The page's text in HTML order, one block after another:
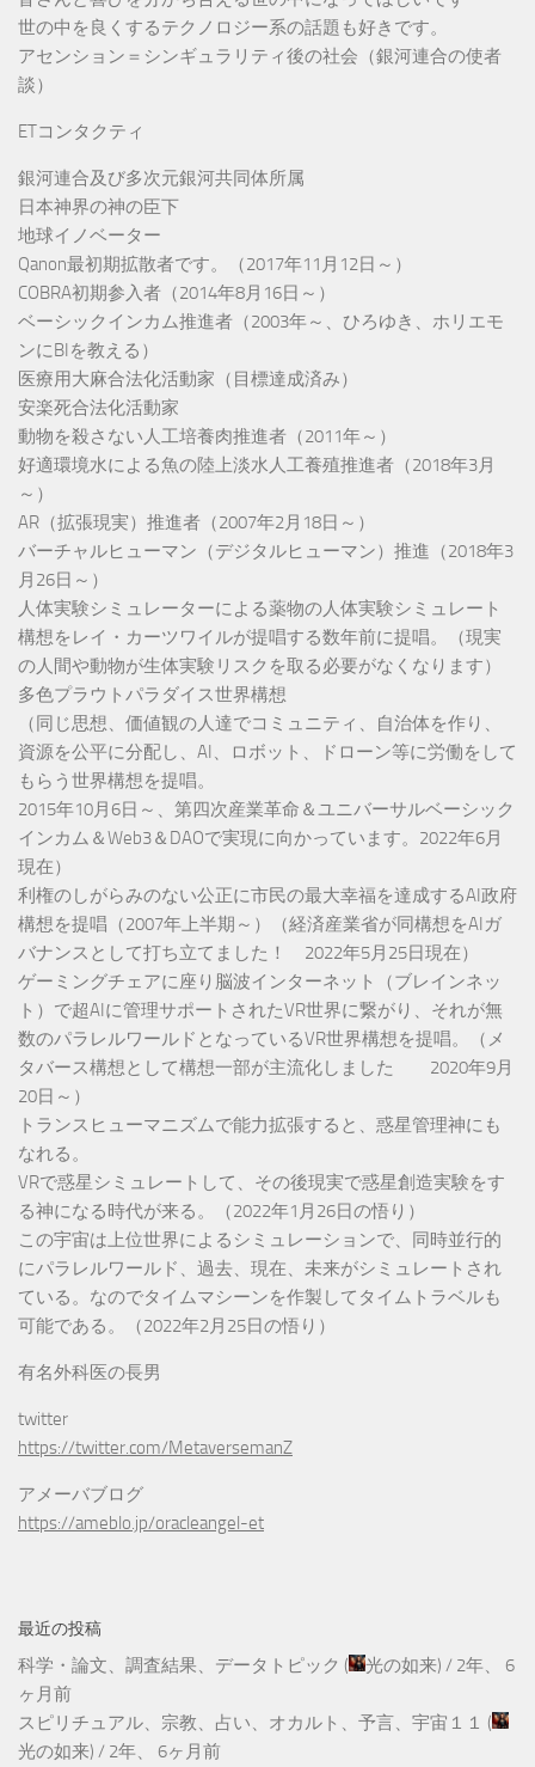
世の中を良くするテクノロジー系の話題も好きです。
アセンション＝シンギュラリティ後の社会（銀河連合の使者
談）
ETコンタクティ
銀河連合及び多次元銀河共同体所属
日本神界の神の臣下
地球イノベーター
Qanon最初期拡散者です。（2017年11月12日～）
COBRA初期参入者（2014年8月16日～）
ベーシックインカム推進者（2003年～、ひろゆき、ホリエモ
ンにBIを教える）
医療用大麻合法化活動家（目標達成済み）
安楽死合法化活動家
動物を殺さない人工培養肉推進者（2011年～）
好適環境水による魚の陸上淡水人工養殖推進者（2018年3月
～）
AR（拡張現実）推進者（2007年2月18日～）
バーチャルヒューマン（デジタルヒューマン）推進（2018年3
月26日～）
人体実験シミュレーターによる薬物の人体実験シミュレート
構想をレイ・カーツワイルが提唱する数年前に提唱。（現実
の人間や動物が生体実験リスクを取る必要がなくなります）
多色プラウトパラダイス世界構想
（同じ思想、価値観の人達でコミュニティ、自治体を作り、
資源を公平に分配し、AI、ロボット、ドローン等に労働をして
もらう世界構想を提唱。
2015年10月6日～、第四次産業革命＆ユニバーサルベーシック
インカム＆Web3＆DAOで実現に向かっています。2022年6月
現在）
利権のしがらみのない公正に市民の最大幸福を達成するAI政府
構想を提唱（2007年上半期～）（経済産業省が同構想をAIガ
バナンスとして打ち立てました！ 2022年5月25日現在）
ゲーミングチェアに座り脳波インターネット（ブレインネッ
ト）で超AIに管理サポートされたVR世界に繋がり、それが無
数のパラレルワールドとなっているVR世界構想を提唱。（メ
タバース構想として構想一部が主流化しました 2020年9月
20日～）
トランスヒューマニズムで能力拡張すると、惑星管理神にも
なれる。
VRで惑星シミュレートして、その後現実で惑星創造実験をす
る神になる時代が来る。（2022年1月26日の悟り）
この宇宙は上位世界によるシミュレーションで、同時並行的
にパラレルワールド、過去、現在、未来がシミュレートされ
ている。なのでタイムマシーンを作製してタイムトラベルも
可能である。（2022年2月25日の悟り）
有名外科医の長男
twitter
https://twitter.com/MetaversemanZ
アメーバブログ
https://ameblo.jp/oracleangel-et
最近の投稿
科学・論文、調査結果、データトピック ( 光の如来) / 2年、 6
ヶ月前
スピリチュアル、宗教、占い、オカルト、予言、宇宙１１ (
光の如来) / 2年、 6ヶ月前